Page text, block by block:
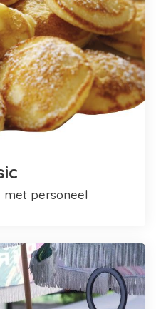
met personeel